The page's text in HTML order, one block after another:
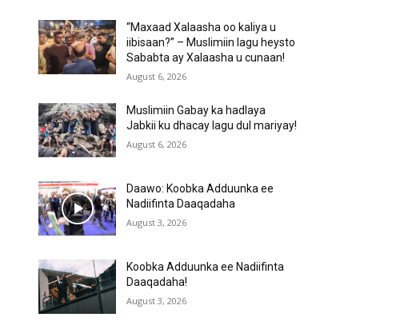
“Maxaad Xalaasha oo kaliya u
iibisaan?” – Muslimiin lagu heysto
Sababta ay Xalaasha u cunaan!
August 6, 2026
Muslimiin Gabay ka hadlaya
Jabkii ku dhacay lagu dul mariyay!
August 6, 2026
Daawo: Koobka Adduunka ee
Nadiifinta Daaqadaha
August 3, 2026
Koobka Adduunka ee Nadiifinta
Daaqadaha!
August 3, 2026